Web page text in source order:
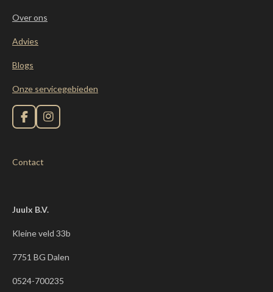
Over ons
Advies
Blogs
Onze servicegebieden
F
a
b
I
n
m
Contact
Juulx B.V.
Kleine veld 33b
7751 BG Dalen
0524-700235